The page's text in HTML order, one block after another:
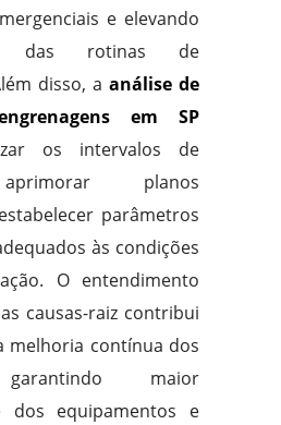
e elevando
das rotinas de
disso, aanálise de
em SP
os intervalos de
planos
parâmetros
às condições
O entendimento
causas-raiz contribui
melhoria contínua dos
maior
dos equipamentos e